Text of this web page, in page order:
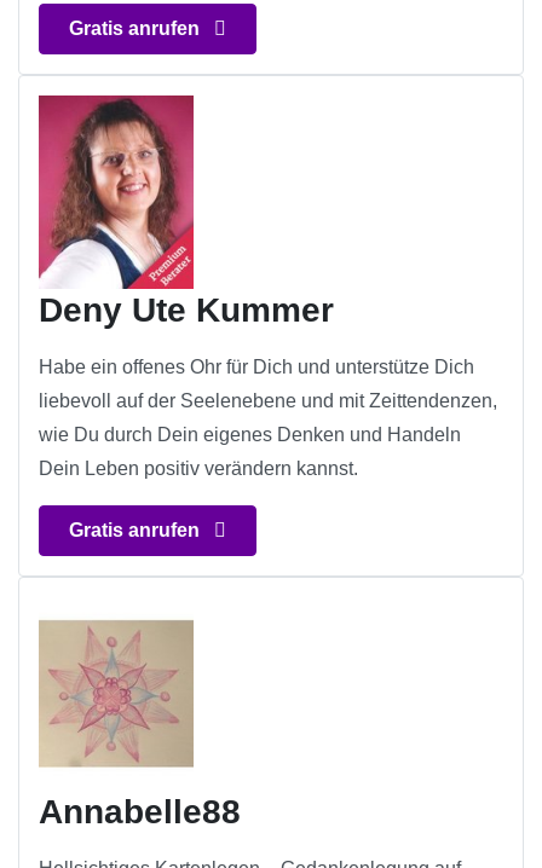
Gratis anrufen
Deny Ute Kummer
Habe ein offenes Ohr für Dich und unterstütze Dich
liebevoll auf der Seelenebene und mit Zeittendenzen,
wie Du durch Dein eigenes Denken und Handeln
Dein Leben positiv verändern kannst.
Gratis anrufen
Annabelle88